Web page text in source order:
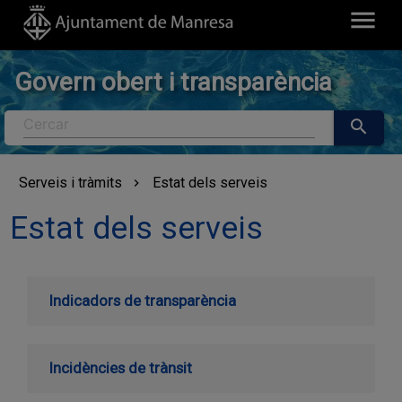
menu
Govern obert i transparència
Cercar
search
Serveis i tràmits Estat dels serveis
Estat dels serveis
Indicadors de transparència
Incidències de trànsit